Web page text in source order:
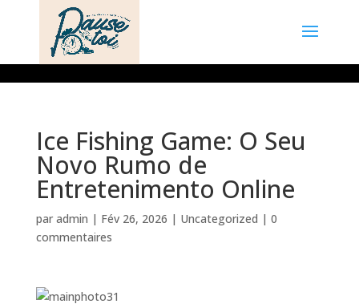
Ice Fishing Game: O Seu
Novo Rumo de
Entretenimento Online
par admin | Fév 26, 2026 | Uncategorized | 0
commentaires